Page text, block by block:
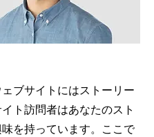
ブサイトにはストーリー
ト訪問者はあなたのスト
を持っています。ここで